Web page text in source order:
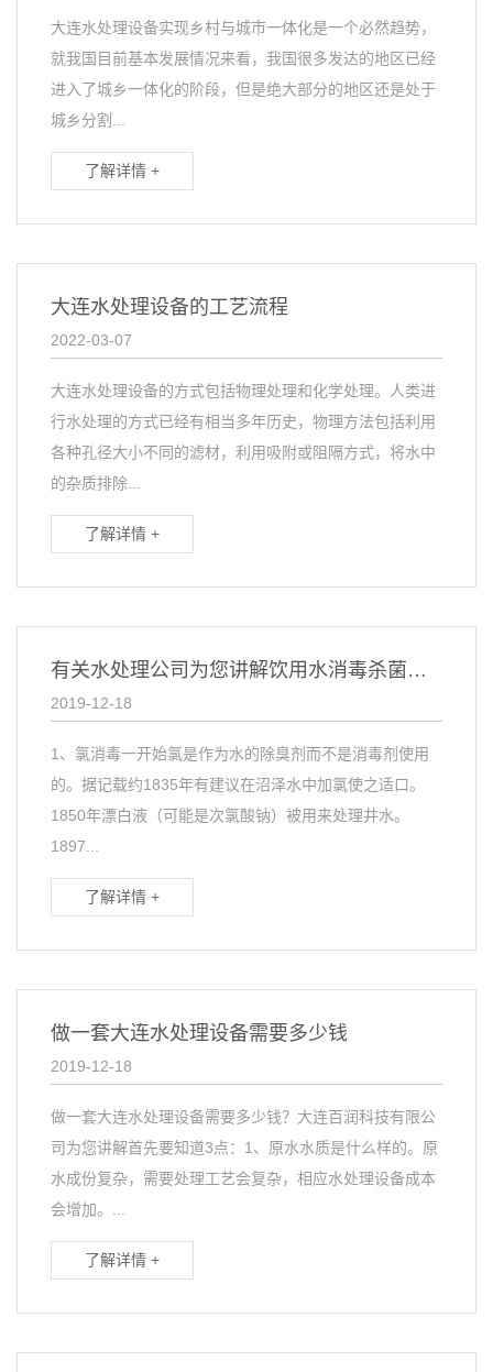
大连水处理设备实现乡村与城市一体化是一个必然趋势，
就我国目前基本发展情况来看，我国很多发达的地区已经
进入了城乡一体化的阶段，但是绝大部分的地区还是处于
城乡分割...
了解详情 +
大连水处理设备的工艺流程
2022-03-07
大连水处理设备的方式包括物理处理和化学处理。人类进
行水处理的方式已经有相当多年历史，物理方法包括利用
各种孔径大小不同的滤材，利用吸附或阻隔方式，将水中
的杂质排除...
了解详情 +
有关水处理公司为您讲解饮用水消毒杀菌四种方式
2019-12-18
1、氯消毒一开始氯是作为水的除臭剂而不是消毒剂使用
的。据记载约1835年有建议在沼泽水中加氯使之适口。
1850年漂白液（可能是次氯酸钠）被用来处理井水。
1897...
了解详情 +
做一套大连水处理设备需要多少钱
2019-12-18
做一套大连水处理设备需要多少钱？大连百润科技有限公
司为您讲解首先要知道3点：1、原水水质是什么样的。原
水成份复杂，需要处理工艺会复杂，相应水处理设备成本
会增加。...
了解详情 +